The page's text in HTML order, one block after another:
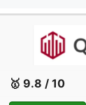
🥇 9.8 / 10